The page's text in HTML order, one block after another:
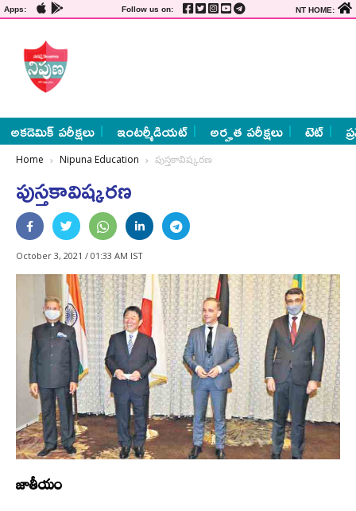
Apps: Follow us on: NT HOME:
అకడెమిక్ పరీక్షలు ఇంటర్మీడియట్ అర్హత పరీక్షలు టెట్
Home Nipuna Education పుస్తకావిష్కరణ
పుస్తకావిష్కరణ
October 3, 2021 / 01:33 AM IST
జాతీయం